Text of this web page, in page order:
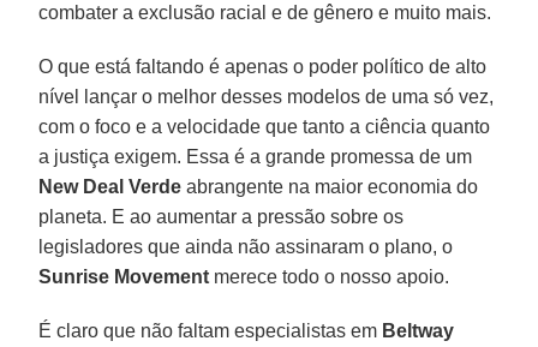
combater a exclusão racial e de gênero e muito mais.
O que está faltando é apenas o poder político de alto
nível lançar o melhor desses modelos de uma só vez,
com o foco e a velocidade que tanto a ciência quanto
a justiça exigem. Essa é a grande promessa de um
New Deal Verde abrangente na maior economia do
planeta. E ao aumentar a pressão sobre os
legisladores que ainda não assinaram o plano, o
Sunrise Movement merece todo o nosso apoio.
É claro que não faltam especialistas em Beltway